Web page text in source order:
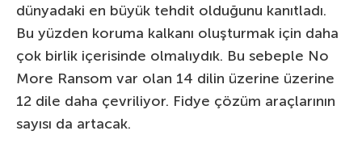
dünyadaki en büyük tehdit olduğunu kanıtladı.
Bu yüzden koruma kalkanı oluşturmak için daha
çok birlik içerisinde olmalıydık. Bu sebeple No
More Ransom var olan 14 dilin üzerine üzerine
12 dile daha çevriliyor. Fidye çözüm araçlarının
sayısı da artacak.